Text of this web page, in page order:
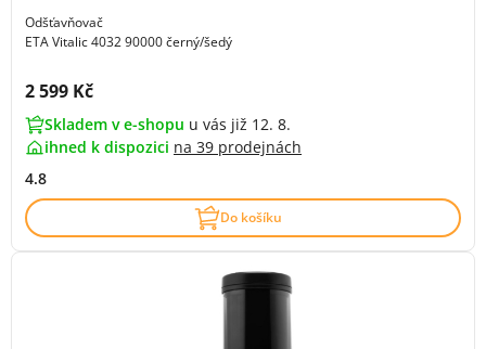
Odšťavňovač
ETA Vitalic 4032 90000 černý/šedý
Cena s DPH:
2 599 Kč
Skladem v e-shopu u vás již 12. 8.
ihned k dispozici na 39 prodejnách
4.8
Do košíku